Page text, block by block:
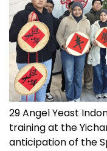
29 Angel Yeast
training at the
anticipation of the